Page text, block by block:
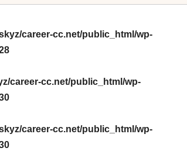
career-cc.net/public_html/wp-
career-cc.net/public_html/wp-
career-cc.net/public_html/wp-